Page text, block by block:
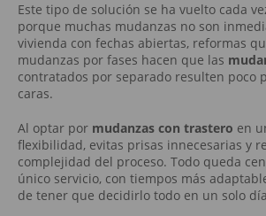
Este tipo de solución se ha vuelto cada
porque muchas mudanzas no son
vivienda con fechas abiertas, reformas
mudanzas por fases hacen que las
contratados por separado resulten poco
caras.
Al optar por mudanzas con trastero en
flexibilidad, evitas prisas innecesarias y
complejidad del proceso. Todo queda
único servicio, con tiempos más
de tener que decidirlo todo en un solo